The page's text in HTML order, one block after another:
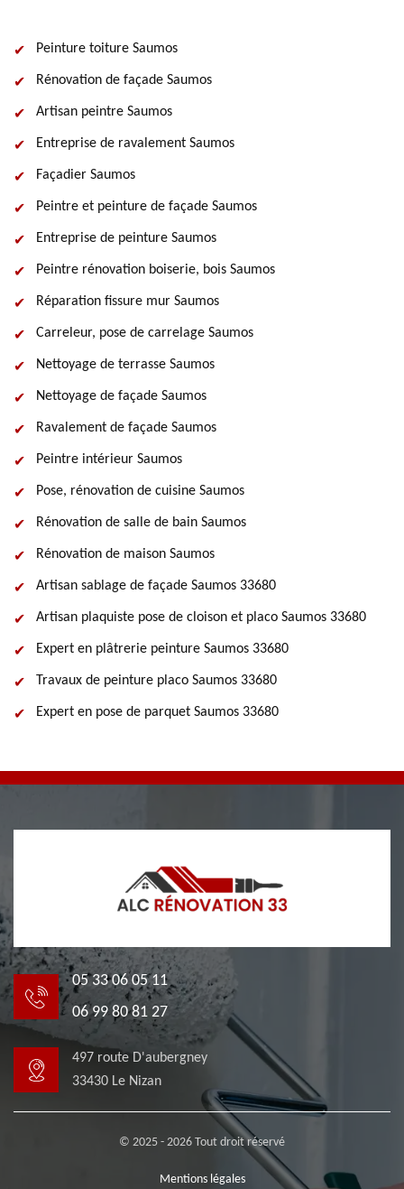
Peinture toiture Saumos
Rénovation de façade Saumos
Artisan peintre Saumos
Entreprise de ravalement Saumos
Façadier Saumos
Peintre et peinture de façade Saumos
Entreprise de peinture Saumos
Peintre rénovation boiserie, bois Saumos
Réparation fissure mur Saumos
Carreleur, pose de carrelage Saumos
Nettoyage de terrasse Saumos
Nettoyage de façade Saumos
Ravalement de façade Saumos
Peintre intérieur Saumos
Pose, rénovation de cuisine Saumos
Rénovation de salle de bain Saumos
Rénovation de maison Saumos
Artisan sablage de façade Saumos 33680
Artisan plaquiste pose de cloison et placo Saumos 33680
Expert en plâtrerie peinture Saumos 33680
Travaux de peinture placo Saumos 33680
Expert en pose de parquet Saumos 33680
05 33 06 05 11
06 99 80 81 27
497 route D'aubergney
33430 Le Nizan
© 2025 - 2026 Tout droit réservé
Mentions légales